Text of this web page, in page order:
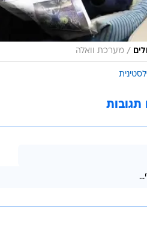
/ מערכת וואלה